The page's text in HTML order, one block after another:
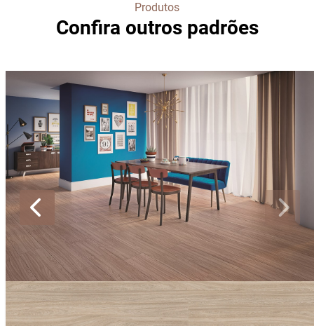
Produtos
Confira outros padrões